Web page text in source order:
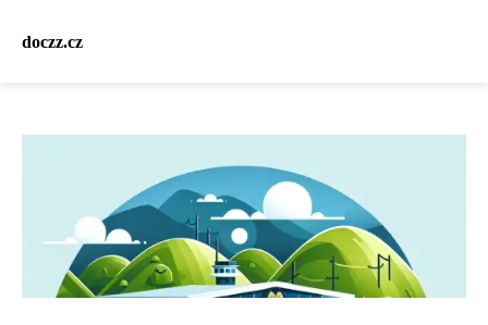
doczz.cz